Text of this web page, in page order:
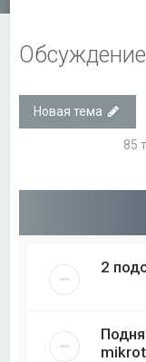
Новая тема
85
2